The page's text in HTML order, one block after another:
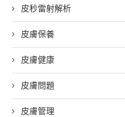
皮秒雷射解析
皮膚保養
皮膚健康
皮膚問題
皮膚管理